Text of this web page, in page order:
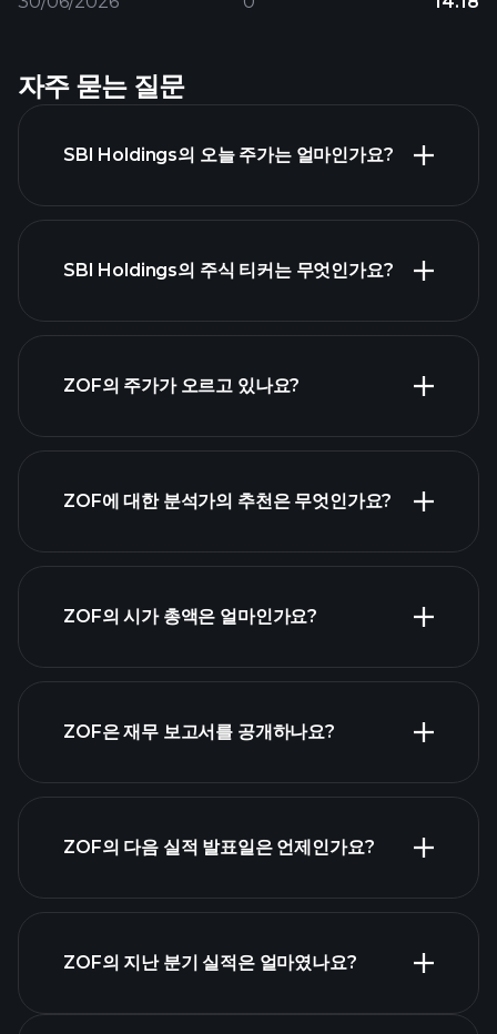
자주 묻는 질문
SBI Holdings의 오늘 주가는 얼마인가요?
SBI Holdings의 주식 티커는 무엇인가요?
ZOF의 주가가 오르고 있나요?
ZOF에 대한 분석가의 추천은 무엇인가요?
ZOF의 시가 총액은 얼마인가요?
ZOF은 재무 보고서를 공개하나요?
ZOF의 다음 실적 발표일은 언제인가요?
ZOF의 지난 분기 실적은 얼마였나요?